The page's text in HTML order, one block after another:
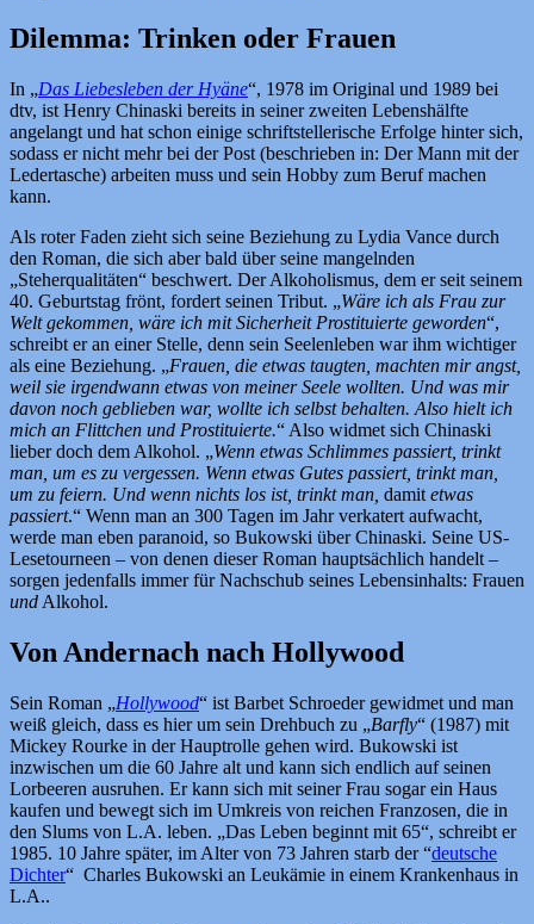
Dilemma: Trinken oder Frauen
In „Das Liebesleben der Hyäne“, 1978 im Original und 1989 bei
dtv, ist Henry Chinaski bereits in seiner zweiten Lebenshälfte
angelangt und hat schon einige schriftstellerische Erfolge hinter sich,
sodass er nicht mehr bei der Post (beschrieben in: Der Mann mit der
Ledertasche) arbeiten muss und sein Hobby zum Beruf machen
kann.
Als roter Faden zieht sich seine Beziehung zu Lydia Vance durch
den Roman, die sich aber bald über seine mangelnden
„Steherqualitäten“ beschwert. Der Alkoholismus, dem er seit seinem
40. Geburtstag frönt, fordert seinen Tribut. „Wäre ich als Frau zur
Welt gekommen, wäre ich mit Sicherheit Prostituierte geworden“,
schreibt er an einer Stelle, denn sein Seelenleben war ihm wichtiger
als eine Beziehung. „Frauen, die etwas taugten, machten mir angst,
weil sie irgendwann etwas von meiner Seele wollten. Und was mir
davon noch geblieben war, wollte ich selbst behalten. Also hielt ich
mich an Flittchen und Prostituierte.“ Also widmet sich Chinaski
lieber doch dem Alkohol. „Wenn etwas Schlimmes passiert, trinkt
man, um es zu vergessen. Wenn etwas Gutes passiert, trinkt man,
um zu feiern. Und wenn nichts los ist, trinkt man, damit etwas
passiert.“ Wenn man an 300 Tagen im Jahr verkatert aufwacht,
werde man eben paranoid, so Bukowski über Chinaski. Seine US-
Lesetourneen – von denen dieser Roman hauptsächlich handelt –
sorgen jedenfalls immer für Nachschub seines Lebensinhalts: Frauen
und Alkohol.
Von Andernach nach Hollywood
Sein Roman „Hollywood“ ist Barbet Schroeder gewidmet und man
weiß gleich, dass es hier um sein Drehbuch zu „Barfly“ (1987) mit
Mickey Rourke in der Hauptrolle gehen wird. Bukowski ist
inzwischen um die 60 Jahre alt und kann sich endlich auf seinen
Lorbeeren ausruhen. Er kann sich mit seiner Frau sogar ein Haus
kaufen und bewegt sich im Umkreis von reichen Franzosen, die in
den Slums von L.A. leben. „Das Leben beginnt mit 65“, schreibt er
1985. 10 Jahre später, im Alter von 73 Jahren starb der “deutsche
Dichter“ Charles Bukowski an Leukämie in einem Krankenhaus in
L.A..